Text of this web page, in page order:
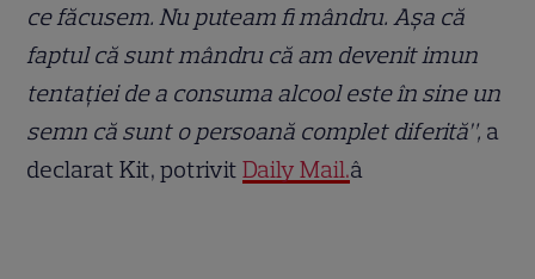
ce făcusem. Nu puteam fi mândru. Așa că
faptul că sunt mândru că am devenit imun
tentației de a consuma alcool este în sine un
semn că sunt o persoană complet diferită”, a
declarat Kit, potrivitDaily Mail.â